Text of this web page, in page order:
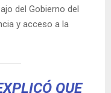
del Gobierno del
y acceso a la
QUE